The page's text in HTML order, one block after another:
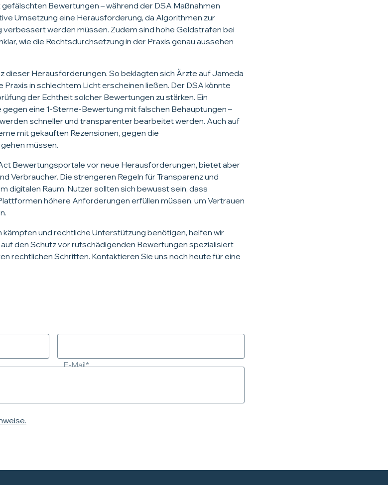
Bewertungen – während der DSA Maßnahmen
Umsetzung eine Herausforderung, da Algorithmen zur
verbessert werden müssen. Zudem sind hohe Geldstrafen bei
wie die Rechtsdurchsetzung in der Praxis genau aussehen
dieser Herausforderungen. So beklagten sich Ärzte auf Jameda
in schlechtem Licht erscheinen ließen. Der DSA könnte
der Echtheit solcher Bewertungen zu stärken. Ein
eine 1-Sterne-Bewertung mit falschen Behauptungen –
schneller und transparenter bearbeitet werden. Auch auf
mit gekauften Rezensionen, gegen die
müssen.
Bewertungsportale vor neue Herausforderungen, bietet aber
Verbraucher. Die strengeren Regeln für Transparenz und
digitalen Raum. Nutzer sollten sich bewusst sein, dass
höhere Anforderungen erfüllen müssen, um Vertrauen
und rechtliche Unterstützung benötigen, helfen wir
den Schutz vor rufschädigenden Bewertungen spezialisiert
rechtlichen Schritten. Kontaktieren Sie uns noch heute für eine
E-Mail*